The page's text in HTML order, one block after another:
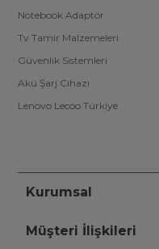
Notebook Adaptör
Tv Tamir Malzemeleri
Güvenlik Sistemleri
Akü Şarj Cihazı
Lenovo Lecoo Türkiye
Kurumsal
Müşteri İlişkileri